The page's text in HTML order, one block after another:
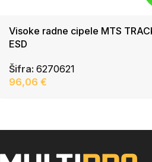
Visoke radne cipele MTS
ESD
Šifra: 6270621
96,06 €